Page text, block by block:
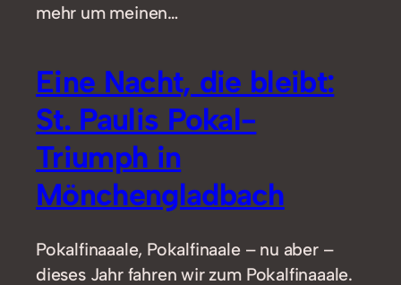
mehr um meinen…
Eine Nacht, die bleibt:
St. Paulis Pokal-
Triumph in
Mönchengladbach
Pokalfinaaale, Pokalfinaale – nu aber –
dieses Jahr fahren wir zum Pokalfinaaale.